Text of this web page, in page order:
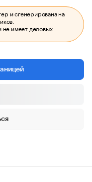
и сгенерирована на
не имеет деловых